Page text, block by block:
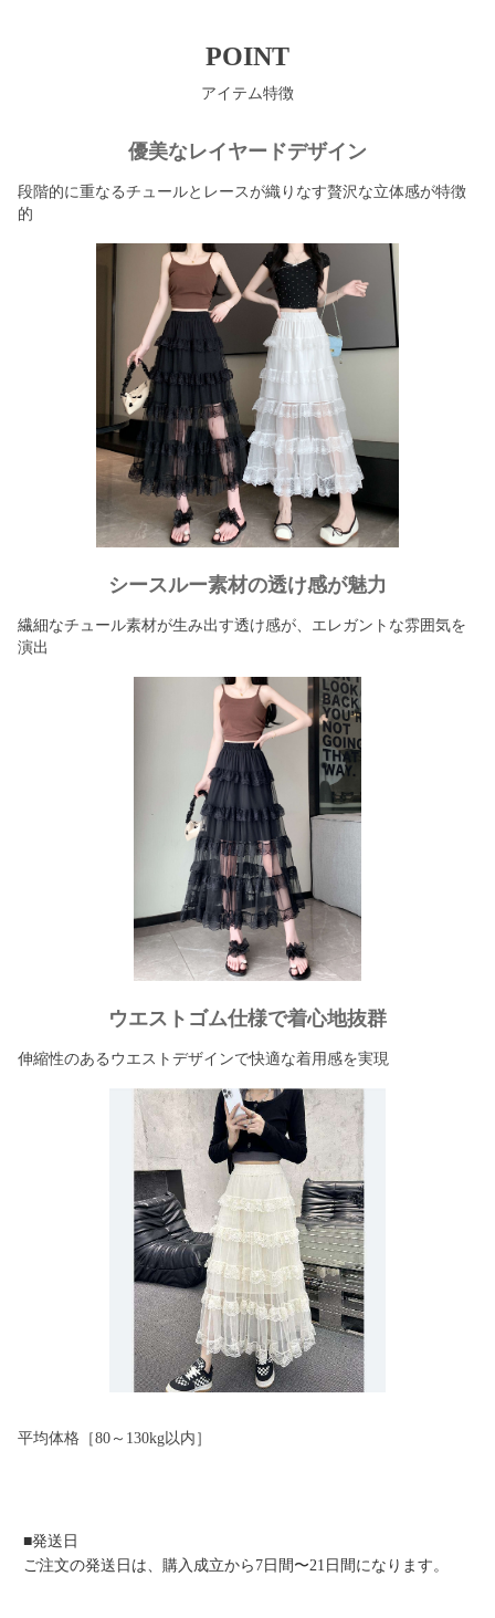
POINT
アイテム特徴
優美なレイヤードデザイン
段階的に重なるチュールとレースが織りなす贅沢な立体感が特徴
的
シースルー素材の透け感が魅力
繊細なチュール素材が生み出す透け感が、エレガントな雰囲気を
演出
ウエストゴム仕様で着心地抜群
伸縮性のあるウエストデザインで快適な着用感を実現
平均体格［80～130kg以内］
■発送日
ご注文の発送日は、購入成立から7日間〜21日間になります。